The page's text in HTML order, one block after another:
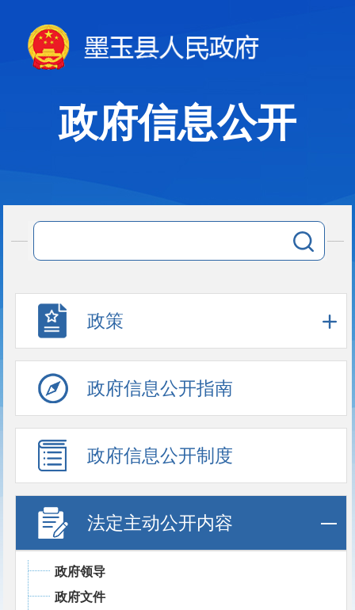
政府信息公开
政策
政府信息公开指南
政府信息公开制度
法定主动公开内容
政府领导
政府文件